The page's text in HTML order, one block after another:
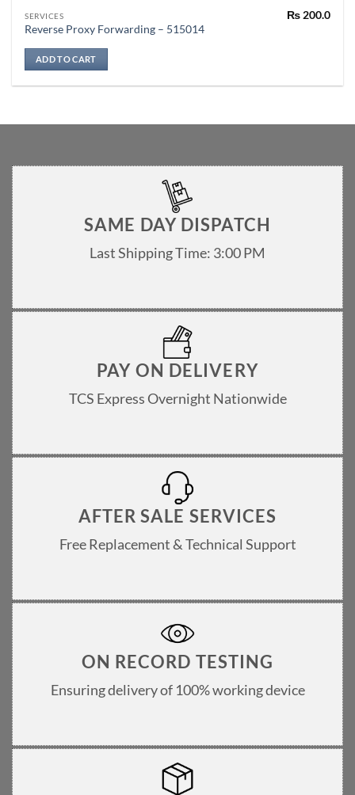
SERVICES
Reverse Proxy Forwarding – 515014
₨200.0
ADD TO CART
SAME DAY DISPATCH
Last Shipping Time: 3:00 PM
PAY ON DELIVERY
TCS Express Overnight Nationwide
AFTER SALE SERVICES
Free Replacement & Technical Support
ON RECORD TESTING
Ensuring delivery of 100% working device